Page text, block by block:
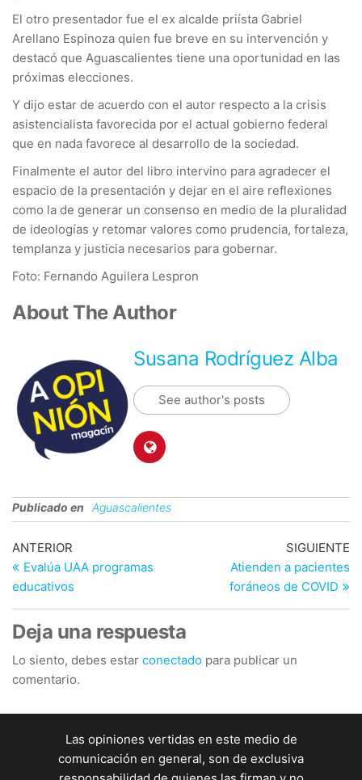
El otro presentador fue el ex alcalde priísta Gabriel
Arellano Espinoza quien fue breve en su intervención y
destacó que Aguascalientes tiene una oportunidad en las
próximas elecciones.
Y dijo estar de acuerdo con el autor respecto a la crisis
asistencialista favorecida por el actual gobierno federal
que en nada favorece al desarrollo de la sociedad.
Finalmente el autor del libro intervino para agradecer el
espacio de la presentación y dejar en el aire reflexiones
como la de generar un consenso en medio de la pluralidad
de ideologías y retomar valores como prudencia, fortaleza,
templanza y justicia necesarios para gobernar.
Foto: Fernando Aguilera Lespron
About The Author
Susana Rodríguez Alba
See author's posts
Publicado en Aguascalientes
Navegación
de
entradas
Entrada
anterior
ANTERIOR
Evalúa UAA programas
educativos
SIGUIENTE
Atienden a pacientes
foráneos de COVID
Deja una respuesta
Lo siento, debes estar conectado para publicar un
comentario.
Las opiniones vertidas en este medio de
comunicación en general, son de exclusiva